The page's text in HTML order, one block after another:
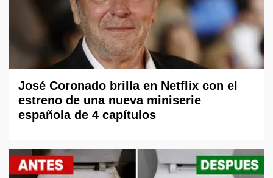
José Coronado brilla en Netflix con el
estreno de una nueva miniserie
española de 4 capítulos